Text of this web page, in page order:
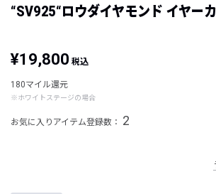
“SV925“ロウダイヤモンド イヤー
¥19,800 税込
180マイル還元
※ホワイトステージの場合
お気に入りアイテム登録数： 2